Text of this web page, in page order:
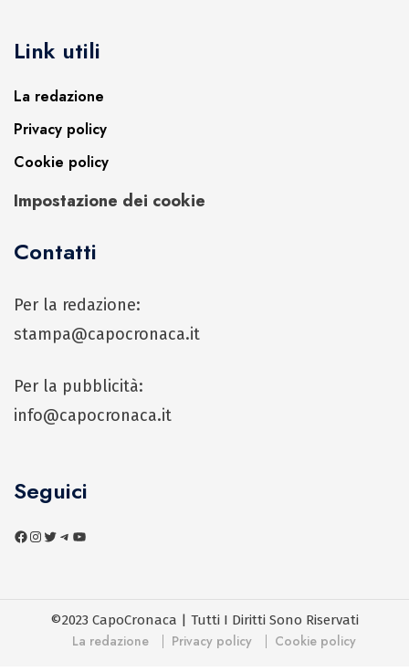
Link utili
La redazione
Privacy policy
Cookie policy
Impostazione dei cookie
Contatti
Per la redazione:
stampa@capocronaca.it
Per la pubblicità:
info@capocronaca.it
Seguici
©2023 CapoCronaca | Tutti I Diritti Sono Riservati
La redazione Privacy policy Cookie policy